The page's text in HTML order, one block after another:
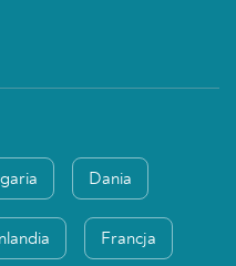
Dania
Francja